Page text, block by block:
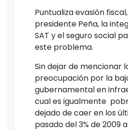
Puntualiza evasión
presidente Peña, la
SAT y el seguro social
este problema.
Sin dejar de mencionar
preocupación por la
gubernamental en
cual es igualmente
dejado de caer en los
pasado del 3% de 2009